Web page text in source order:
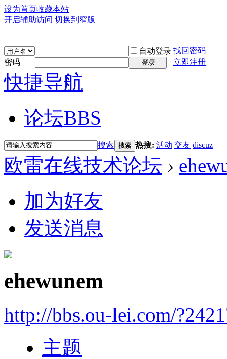
设为首页收藏本站
开启辅助访问 切换到窄版
自动登录 找回密码
密码
登录 立即注册
快捷导航
论坛BBS
搜索 搜索 热搜: 活动 交友 discuz
欧雷在线技术论坛 ›
加为好友
发送消息
ehewunem
http://bbs.ou-lei.com/
主题